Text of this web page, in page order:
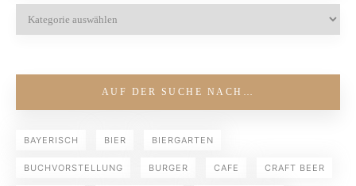
AUF DER SUCHE NACH…
BAYERISCH BIER BIERGARTEN
BUCHVORSTELLUNG BURGER CAFE CRAFT BEER